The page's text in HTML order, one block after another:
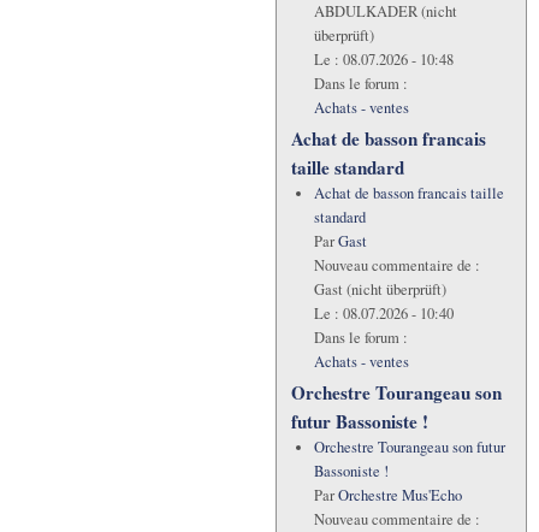
ABDULKADER (nicht
überprüft)
Le : 08.07.2026 - 10:48
Dans le forum :
Achats - ventes
Achat de basson francais
taille standard
Achat de basson francais taille
standard
ParGast
Nouveau commentaire de :
Gast (nicht überprüft)
Le : 08.07.2026 - 10:40
Dans le forum :
Achats - ventes
Orchestre Tourangeau son
futur Bassoniste !
Orchestre Tourangeau son futur
Bassoniste !
ParOrchestre Mus'Echo
Nouveau commentaire de :